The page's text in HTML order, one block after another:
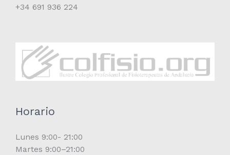
+34 691 936 224
Horario
Lunes 9:00- 21:00
Martes 9:00–21:00